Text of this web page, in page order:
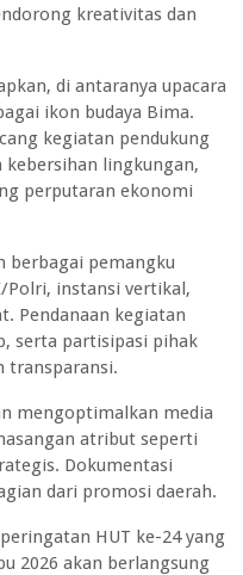
kreativitas dan
di antaranya upacara
ikon budaya Bima.
kegiatan pendukung
kebersihan lingkungan,
perputaran ekonomi
berbagai pemangku
Polri, instansi vertikal,
Pendanaan kegiatan
serta partisipasi pihak
transparansi.
mengoptimalkan media
atribut seperti
Dokumentasi
dari promosi daerah.
HUT ke-24 yang
2026 akan berlangsung